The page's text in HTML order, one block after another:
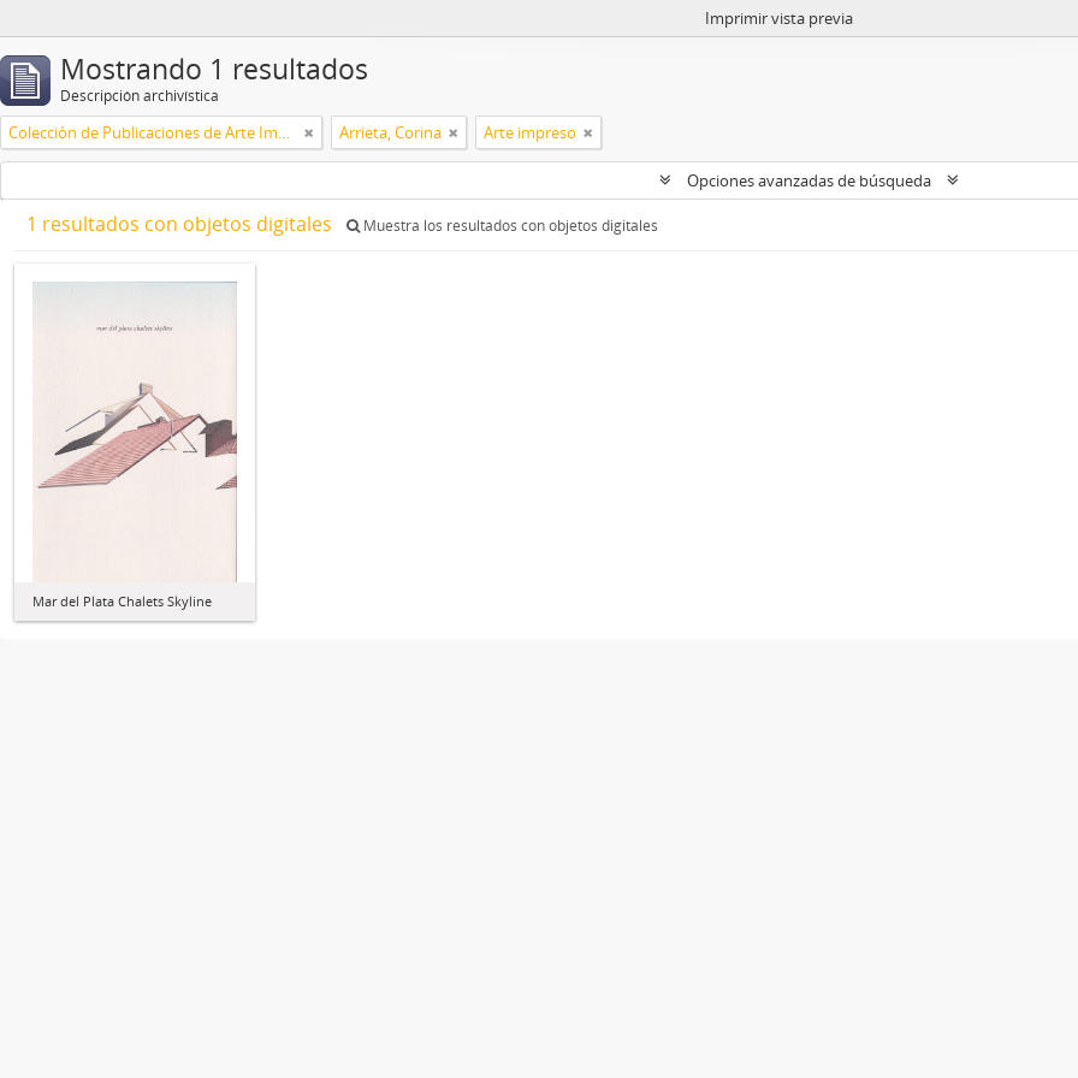
Imprimir vista previa
Mostrando 1 resultados
Descripción archivística
Colección de Publicaciones de Arte Impreso Arrieta, Corina Arte impreso
Opciones avanzadas de búsqueda
1 resultados con objetos digitales Muestra los resultados con objetos digitales
Mar del Plata Chalets Skyline